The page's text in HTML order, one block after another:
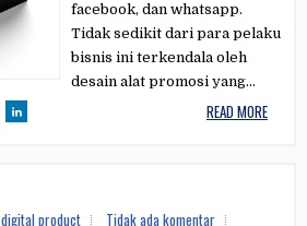
facebook, dan whatsapp.
Tidak sedikit dari para pelaku
bisnis ini terkendala oleh
desain alat promosi yang...
READ MORE
digital product Tidak ada komentar